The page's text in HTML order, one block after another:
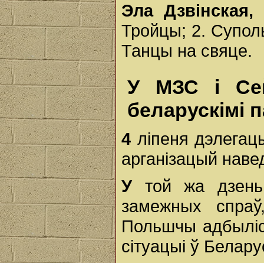
Эла Дзвінская,
Тройцы; 2.
Танцы на свяце.
У МЗС і
беларускімі
4 ліпеня
арганізацый
У той жа дзень
замежных
Польшчы
сітуацыі ў